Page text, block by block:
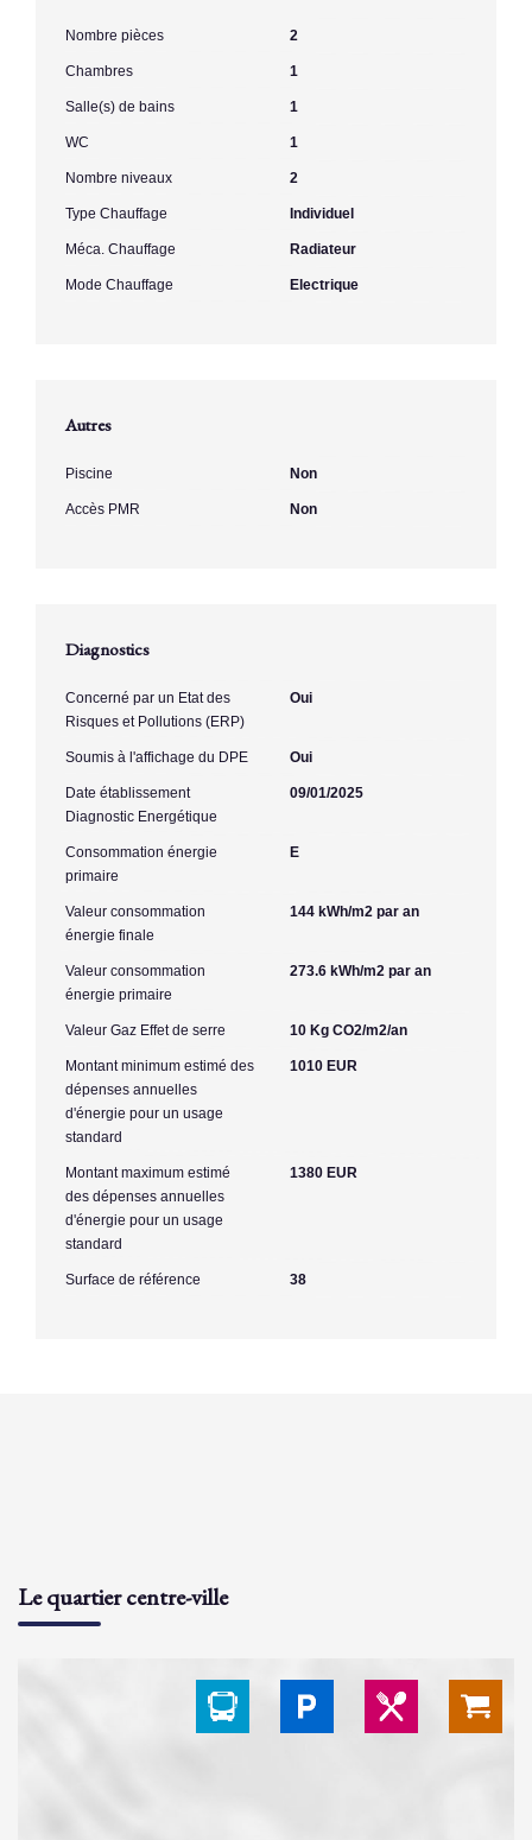
Nombre pièces 2
Chambres 1
Salle(s) de bains 1
WC 1
Nombre niveaux 2
Type Chauffage Individuel
Méca. Chauffage Radiateur
Mode Chauffage Electrique
Autres
Piscine Non
Accès PMR Non
Diagnostics
Concerné par un Etat des
Risques et Pollutions (ERP)
Oui
Soumis à l'affichage du DPE Oui
Date établissement
Diagnostic Energétique
09/01/2025
Consommation énergie
primaire
E
Valeur consommation
énergie finale
144 kWh/m2 par an
Valeur consommation
énergie primaire
273.6 kWh/m2 par an
Valeur Gaz Effet de serre 10 Kg CO2/m2/an
Montant minimum estimé des
dépenses annuelles
d'énergie pour un usage
standard
1010 EUR
Montant maximum estimé
des dépenses annuelles
d'énergie pour un usage
standard
1380 EUR
Surface de référence 38
Le quartier centre-ville